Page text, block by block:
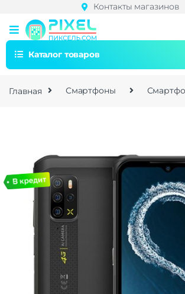
Контакты магазинов
Каталог товаров
Главная Смартфоны